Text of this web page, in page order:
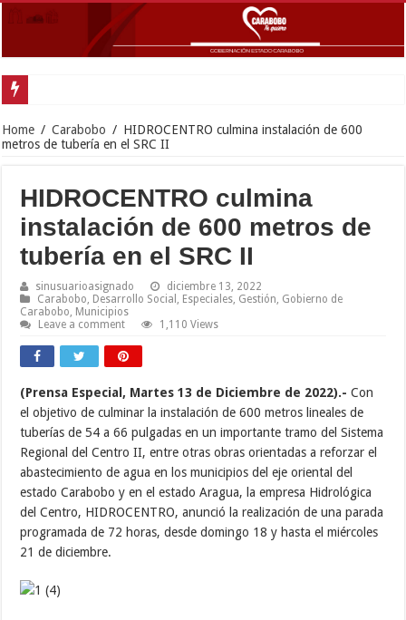
Home / Carabobo / HIDROCENTRO culmina instalación de 600
metros de tubería en el SRC II
HIDROCENTRO culmina
instalación de 600 metros de
tubería en el SRC II
sinusuarioasignado
diciembre 13, 2022
Carabobo Desarrollo Social Especiales Gestión Gobierno de
Carabobo Municipios
Leave a comment
1,110 Views
(Prensa Especial, Martes 13 de Diciembre de 2022).- Con
el objetivo de culminar la instalación de 600 metros lineales de
tuberías de 54 a 66 pulgadas en un importante tramo del Sistema
Regional del Centro II, entre otras obras orientadas a reforzar el
abastecimiento de agua en los municipios del eje oriental del
estado Carabobo y en el estado Aragua, la empresa Hidrológica
del Centro, HIDROCENTRO, anunció la realización de una parada
programada de 72 horas, desde domingo 18 y hasta el miércoles
21 de diciembre.